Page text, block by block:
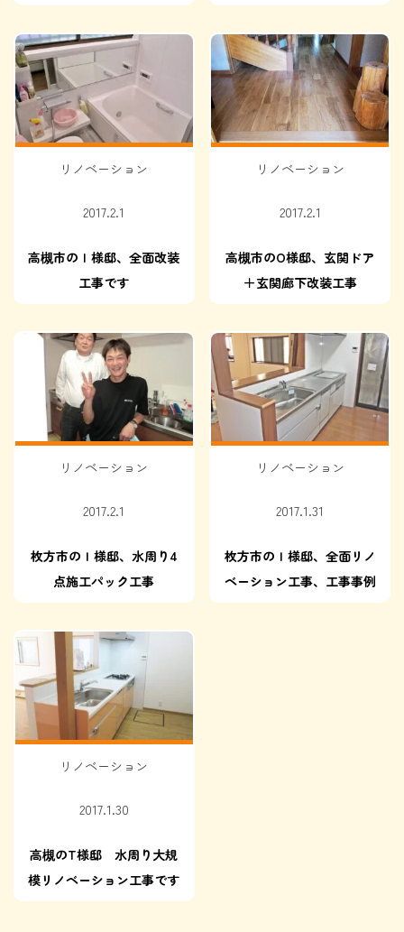
リノベーション
2017.2.1
高槻市のⅠ様邸、全面改装
工事です
リノベーション
2017.2.1
高槻市のO様邸、玄関ドア
＋玄関廊下改装工事
リノベーション
2017.2.1
枚方市のＩ様邸、水周り4
点施工パック工事
リノベーション
2017.1.31
枚方市のＩ様邸、全面リノ
ベーション工事、工事事例
リノベーション
2017.1.30
高槻のT様邸 水周り大規
模リノベーション工事です